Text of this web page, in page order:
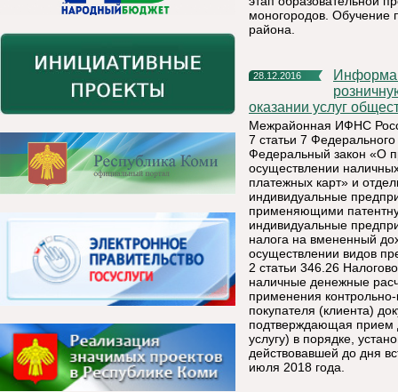
моногородов. Обучение
района.
28.12.2016
Информация для сведения организаций, осуществляющих
оказании услуг
Межрайонная ИФНС
7 статьи 7
Федеральный закон «О
осуществлении
платежных карт» и
индивидуальные
применяющими
индивидуальные
налога на вмененный
осуществлении видов
2 статьи 346.26
наличные денежные
применения
покупателя (клиента)
подтверждающая прием
услугу) в порядке,
действовавшей до дня
июля 2018 года.